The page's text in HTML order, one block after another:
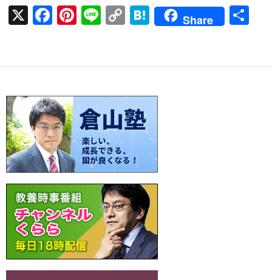
X
F
b
o
o
k
Pi
es
t
Li
C
y
Li
n
k
H
n
a
Share